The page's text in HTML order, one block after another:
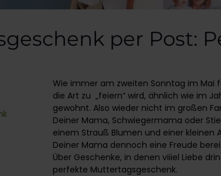
per Post:
Wie immer am zweiten Sonntag im Mai
die Art zu „feiern“ wird, ähnlich wie im
gewohnt. Also wieder nicht im großen
Deiner Mama, Schwiegermama oder
einem Strauß Blumen und einer kleinen
Deiner Mama dennoch eine Freude
Über Geschenke, in denen viiiel Liebe
perfekte Muttertagsgeschenk.